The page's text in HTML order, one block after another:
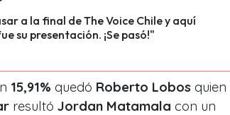
a la final de The Voice Chile y aquí
su presentación. ¡Se pasó!"
15,91% quedó Roberto Lobos quien
resultó Jordan Matamala con un